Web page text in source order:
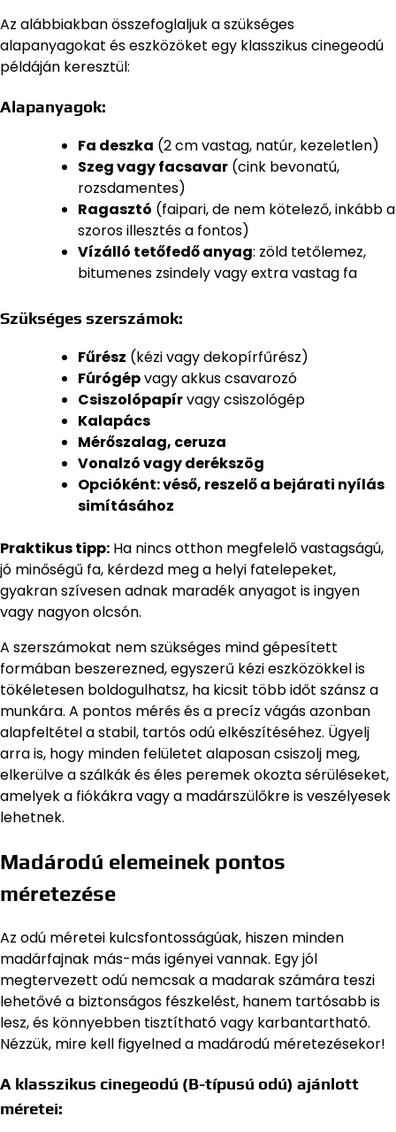
Az alábbiakban összefoglaljuk a szükséges
alapanyagokat és eszközöket egy klasszikus cinegeodú
példáján keresztül:
Alapanyagok:
Fa deszka (2 cm vastag, natúr, kezeletlen)
Szeg vagy facsavar (cink bevonatú,
rozsdamentes)
Ragasztó (faipari, de nem kötelező, inkább a
szoros illesztés a fontos)
Vízálló tetőfedő anyag: zöld tetőlemez,
bitumenes zsindely vagy extra vastag fa
Szükséges szerszámok:
Fűrész (kézi vagy dekopírfűrész)
Fúrógépvagy akkus csavarozó
Csiszolópapírvagy csiszológép
Kalapács
Mérőszalag, ceruza
Vonalzó vagy derékszög
Opcióként: véső, reszelő a bejárati nyílás
simításához
Praktikus tipp: Ha nincs otthon megfelelő vastagságú,
jó minőségű fa, kérdezd meg a helyi fatelepeket,
gyakran szívesen adnak maradék anyagot is ingyen
vagy nagyon olcsón.
A szerszámokat nem szükséges mind gépesített
formában beszerezned, egyszerű kézi eszközökkel is
tökéletesen boldogulhatsz, ha kicsit több időt szánsz a
munkára. A pontos mérés és a precíz vágás azonban
alapfeltétel a stabil, tartós odú elkészítéséhez. Ügyelj
arra is, hogy minden felületet alaposan csiszolj meg,
elkerülve a szálkák és éles peremek okozta sérüléseket,
amelyek a fiókákra vagy a madárszülőkre is veszélyesek
lehetnek.
Madárodú elemeinek pontos
méretezése
Az odú méretei kulcsfontosságúak, hiszen minden
madárfajnak más-más igényei vannak. Egy jól
megtervezett odú nemcsak a madarak számára teszi
lehetővé a biztonságos fészkelést, hanem tartósabb is
lesz, és könnyebben tisztítható vagy karbantartható.
Nézzük, mire kell figyelned a madárodú méretezésekor!
A klasszikus cinegeodú (B-típusú odú) ajánlott
méretei: